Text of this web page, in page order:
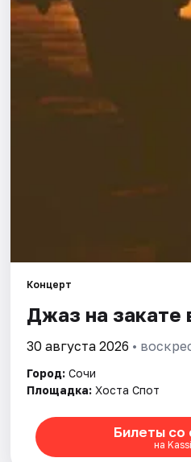
Города
Площадки
Концерт
Джаз на закате
30 августа 2026 •
Город: Сочи
Площадка: Хоста Спот
Билеты со
на